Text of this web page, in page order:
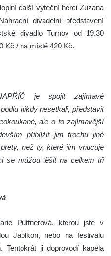
další výteční herci Zuzana
divadelní představení
divadlo Turnov od 19.30
Kč / na místě 420 Kč.
je spojit zajímavé
nikdy nesetkali, představit
ale o to zajímavější
přiblížit jim trochu jiné
než ty, které jim vnucuje
se můžou těšit na celkem tři
Puttnerová, kterou jste v
Jablkoň, nebo na festivalu
Tentokrát ji doprovodí kapela